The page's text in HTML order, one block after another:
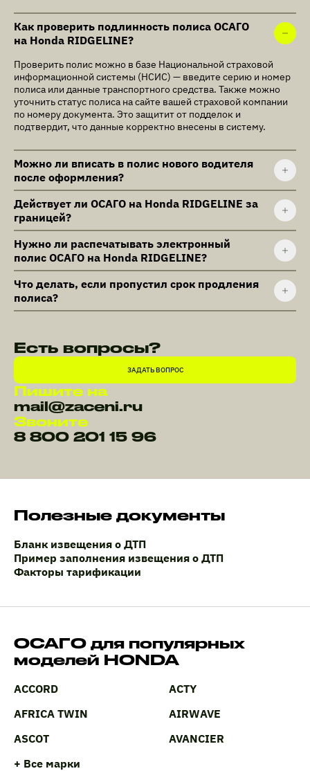
Как проверить подлинность полиса ОСАГО
на Honda RIDGELINE?
Проверить полис можно в базе Национальной страховой
информационной системы (НСИС) — введите серию и номер
полиса или данные транспортного средства. Также можно
уточнить статус полиса на сайте вашей страховой компании
по номеру документа. Это защитит от подделок и
подтвердит, что данные корректно внесены в систему.
Можно ли вписать в полис нового водителя
после оформления?
Действует ли ОСАГО на Honda RIDGELINE за
границей?
Нужно ли распечатывать электронный
полис ОСАГО на Honda RIDGELINE?
Что делать, если пропустил срок продления
полиса?
Есть вопросы?
ЗАДАТЬ ВОПРОС
Пишите на
mail@zaceni.ru
Звоните
8 800 201 15 96
Полезные документы
Бланк извещения о ДТП
Пример заполнения извещения о ДТП
Факторы тарификации
ОСАГО для популярных
моделей HONDA
ACCORD
ACTY
AFRICA TWIN
AIRWAVE
ASCOT
AVANCIER
+ Все марки